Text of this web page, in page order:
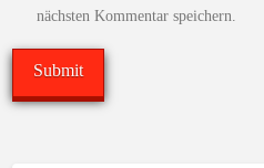
nächsten Kommentar speichern.